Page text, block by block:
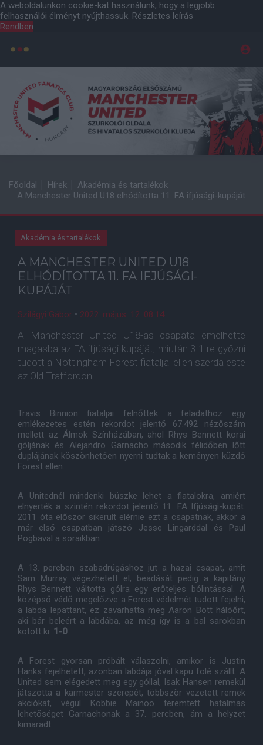
A weboldalunkon cookie-kat használunk, hogy a legjobb
felhasználói élményt nyújthassuk. Részletes leírás
Rendben
Főoldal Hírek
Akadémia és tartalékok
A Manchester United U18 elhódította 11. FA ifjúsági-kupáját
Akadémia és tartalékok
A MANCHESTER UNITED U18
ELHÓDÍTOTTA 11. FA IFJÚSÁGI-
KUPÁJÁT
Szilágyi Gábor • 2022. május. 12. 08:14
A Manchester United U18-as csapata emelhette
magasba az FA ifjúsági-kupáját, miután 3-1-re győzni
tudott a Nottingham Forest fiataljai ellen szerda este
az Old Traffordon.
Travis Binnion fiataljai felnőttek a feladathoz egy
emlékezetes estén rekordot jelentő 67.492 nézőszám
mellett az Álmok Színházában, ahol Rhys Bennett korai
góljának és Alejandro Garnacho második félidőben lőtt
duplájának köszönhetően nyerni tudtak a keményen küzdő
Forest ellen.
A Unitednél mindenki büszke lehet a fiatalokra, amiért
elnyerték a szintén rekordot jelentő 11. FA Ifjúsági-kupát.
2011 óta először sikerült elérnie ezt a csapatnak, akkor a
már első csapatban játszó Jesse Lingarddal és Paul
Pogbaval a soraikban.
A 13. percben szabadrúgáshoz jut a hazai csapat, amit
Sam Murray végezhetett el, beadását pedig a kapitány
Rhys Bennett váltotta gólra egy erőteljes bólintással. A
középső védő megelőzve a Forest védelmét tudott fejelni,
a labda lepattant, ez zavarhatta meg Aaron Bott hálóőrt,
aki bár beleért a labdába, az még így is a bal sarokban
kötött ki. 1-0
A Forest gyorsan próbált válaszolni, amikor is Justin
Hanks fejelhetett, azonban labdája jóval kapu fölé szállt. A
United sem elégedett meg egy góllal, Isak Hansen remekül
játszotta a karmester szerepét, többször vezetett remek
akciókat, végül Kobbie Mainoo teremtett hatalmas
lehetőséget Garnachonak a 37. percben, ám a helyzet
kimaradt.